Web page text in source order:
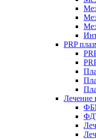
PRP
Лечение